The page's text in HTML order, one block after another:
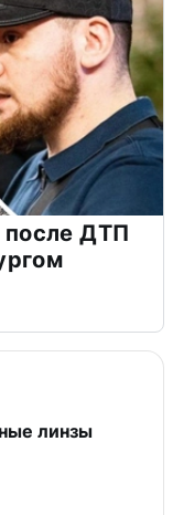
ДТП
линзы